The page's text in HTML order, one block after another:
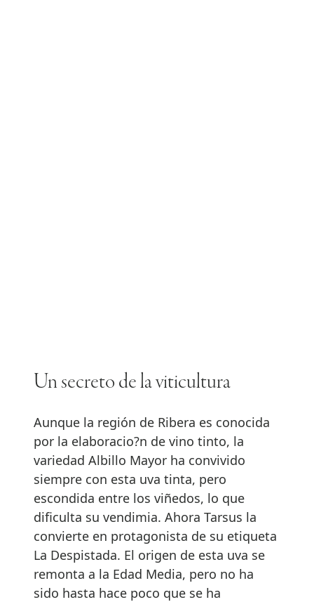
Un secreto de la viticultura
Aunque la región de Ribera es conocida
por la elaboracio?n de vino tinto, la
variedad Albillo Mayor ha convivido
siempre con esta uva tinta, pero
escondida entre los viñedos, lo que
dificulta su vendimia. Ahora Tarsus la
convierte en protagonista de su etiqueta
La Despistada. El origen de esta uva se
remonta a la Edad Media, pero no ha
sido hasta hace poco que se ha